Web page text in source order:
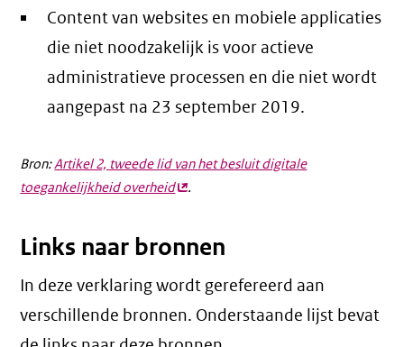
Content van websites en mobiele applicaties
die niet noodzakelijk is voor actieve
administratieve processen en die niet wordt
aangepast na 23 september 2019.
Bron:Artikel 2, tweede lid van het besluit digitale
toegankelijkheid overheid(externe
.
Links naar bronnen
In deze verklaring wordt gerefereerd aan
verschillende bronnen. Onderstaande lijst bevat